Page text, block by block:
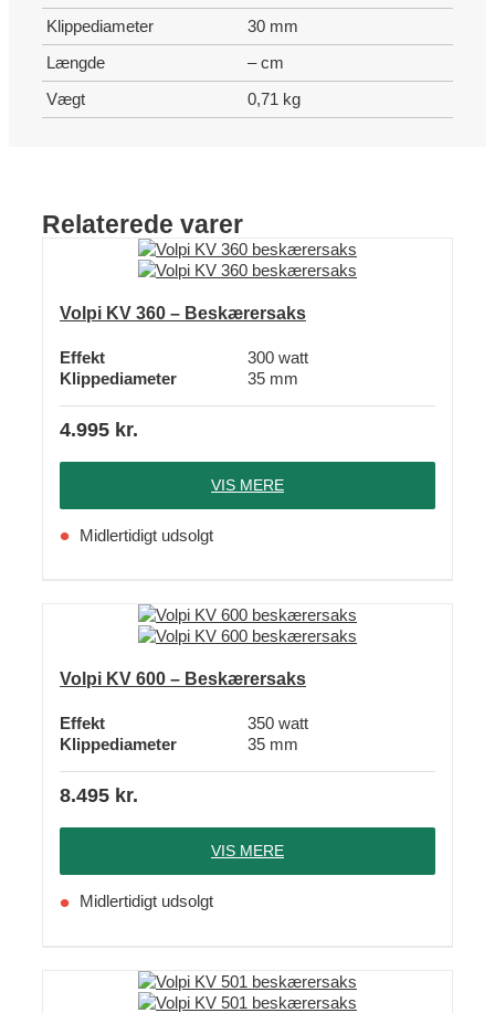
Klippediameter
30 mm
Længde
– cm
Vægt
0,71 kg
Relaterede varer
Volpi KV 360 – Beskærersaks
Effekt
300 watt
Klippediameter
35 mm
4.995 kr.
VIS MERE
Midlertidigt udsolgt
Volpi KV 600 – Beskærersaks
Effekt
350 watt
Klippediameter
35 mm
8.495 kr.
VIS MERE
Midlertidigt udsolgt